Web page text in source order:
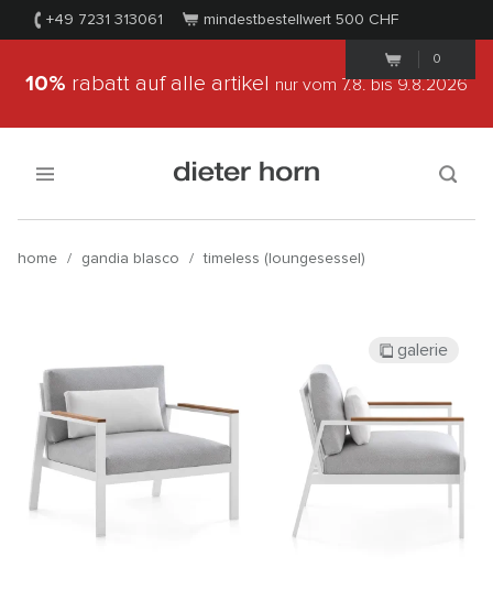
+49 7231 313061 mindestbestellwert 500 CHF
0
10% rabatt auf alle artikel nur vom 7.8.bis 9.8.2026
home / gandia blasco / timeless (loungesessel)
galerie